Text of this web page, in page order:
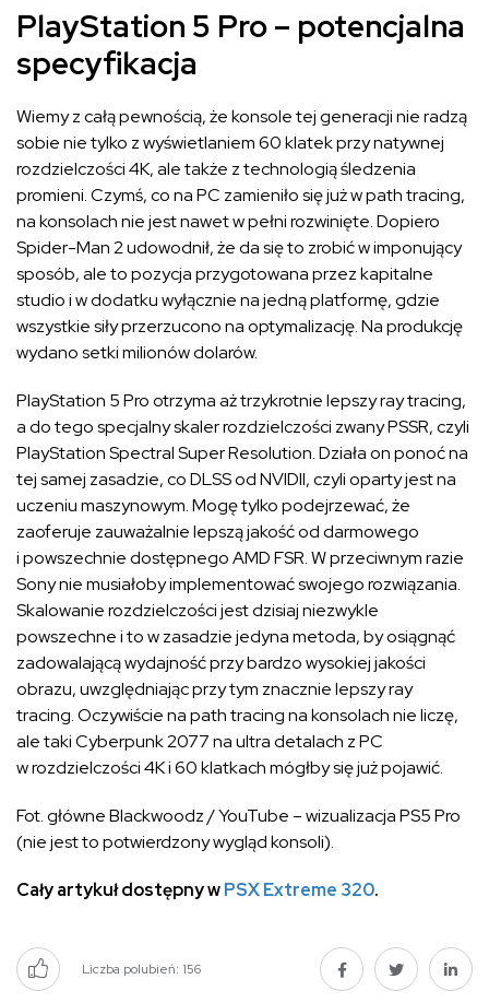
PlayStation 5 Pro – potencjalna
specyfikacja
Wiemy z całą pewnością, że konsole tej generacji nie radzą
sobie nie tylko z wyświetlaniem 60 klatek przy natywnej
rozdzielczości 4K, ale także z technologią śledzenia
promieni. Czymś, co na PC zamieniło się już w path tracing,
na konsolach nie jest nawet w pełni rozwinięte. Dopiero
Spider-Man 2 udowodnił, że da się to zrobić w imponujący
sposób, ale to pozycja przygotowana przez kapitalne
studio i w dodatku wyłącznie na jedną platformę, gdzie
wszystkie siły przerzucono na optymalizację. Na produkcję
wydano setki milionów dolarów.
PlayStation 5 Pro otrzyma aż trzykrotnie lepszy ray tracing,
a do tego specjalny skaler rozdzielczości zwany PSSR, czyli
PlayStation Spectral Super Resolution. Działa on ponoć na
tej samej zasadzie, co DLSS od NVIDII, czyli oparty jest na
uczeniu maszynowym. Mogę tylko podejrzewać, że
zaoferuje zauważalnie lepszą jakość od darmowego
i powszechnie dostępnego AMD FSR. W przeciwnym razie
Sony nie musiałoby implementować swojego rozwiązania.
Skalowanie rozdzielczości jest dzisiaj niezwykle
powszechne i to w zasadzie jedyna metoda, by osiągnąć
zadowalającą wydajność przy bardzo wysokiej jakości
obrazu, uwzględniając przy tym znacznie lepszy ray
tracing. Oczywiście na path tracing na konsolach nie liczę,
ale taki Cyberpunk 2077 na ultra detalach z PC
w rozdzielczości 4K i 60 klatkach mógłby się już pojawić.
Fot. główne Blackwoodz / YouTube – wizualizacja PS5 Pro
(nie jest to potwierdzony wygląd konsoli).
Cały artykuł dostępny wPSX Extreme 320.
Liczba polubień: 156